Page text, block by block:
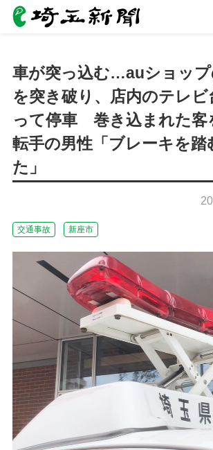
車が突っ込む…auショッ
を突き破り、店内のテレ
って停車 巻き込まれた
転手の男性「ブレーキを踏
た」
交通事故 新座市